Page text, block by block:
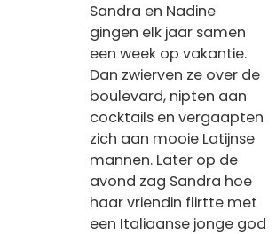
Sandra en Nadine
gingen elk jaar samen
een week op vakantie.
Dan zwierven ze over de
boulevard, nipten aan
cocktails en vergaapten
zich aan mooie Latijnse
mannen. Later op de
avond zag Sandra hoe
haar vriendin flirtte met
een Italiaanse jonge god